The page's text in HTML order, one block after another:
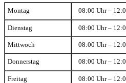
Montag 08:00 Uhr –
Dienstag 08:00 Uhr –
Mittwoch 08:00 Uhr –
Donnerstag 08:00 Uhr –
Freitag 08:00 Uhr –